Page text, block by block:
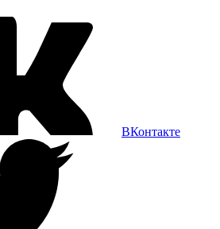
ВКонтакте